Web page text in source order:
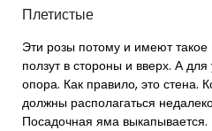
Плетистые
Эти розы потому и имеют такое
ползут в стороны и вверх. А
опора. Как правило, это стена.
должны располагаться
Посадочная яма выкапывается.